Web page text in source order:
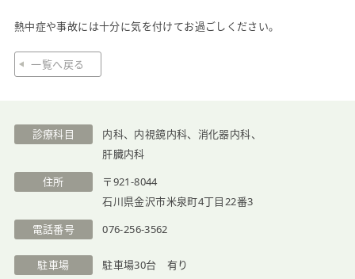
熱中症や事故には十分に気を付けてお過ごしください。
一覧へ戻る
診療科目
内科、内視鏡内科、消化器内科、
肝臓内科
住所
〒921-8044
石川県金沢市米泉町4丁目22番3
電話番号
076-256-3562
駐車場 駐車場30台 有り